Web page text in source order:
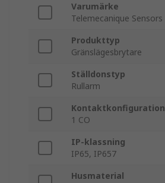
Varumärke
Telemecanique Sensors
Produkttyp
Gränslägesbrytare
Ställdonstyp
Rullarm
Kontaktkonfiguration
1 CO
IP-klassning
IP65, IP657
Husmaterial